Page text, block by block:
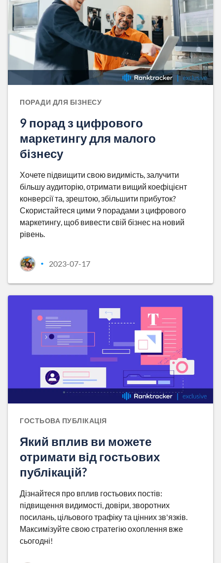
ПОРАДИ ДЛЯ БІЗНЕСУ
9 порад з цифрового
маркетингу для малого
бізнесу
Хочете підвищити свою видимість, залучити
більшу аудиторію, отримати вищий коефіцієнт
конверсії та, зрештою, збільшити прибуток?
Скористайтеся цими 9 порадами з цифрового
маркетингу, щоб вивести свій бізнес на новий
рівень.
• 2023-07-17
ГОСТЬОВА ПУБЛІКАЦІЯ
Який вплив ви можете
отримати від гостьових
публікацій?
Дізнайтеся про вплив гостьових постів:
підвищення видимості, довіри, зворотних
посилань, цільового трафіку та цінних зв'язків.
Максимізуйте свою стратегію охоплення вже
сьогодні!